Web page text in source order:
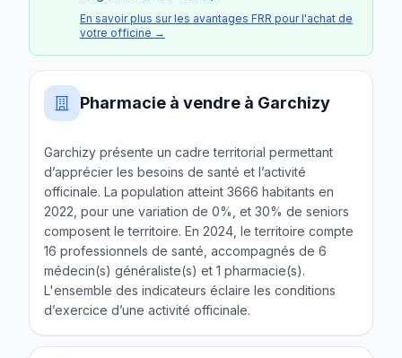
En savoir plus sur les avantages FRR pour l'achat de
votre officine →
Pharmacie à vendre à Garchizy
Garchizy présente un cadre territorial permettant
d’apprécier les besoins de santé et l’activité
officinale. La population atteint 3666 habitants en
2022, pour une variation de 0%, et 30% de seniors
composent le territoire. En 2024, le territoire compte
16 professionnels de santé, accompagnés de 6
médecin(s) généraliste(s) et 1 pharmacie(s).
L'ensemble des indicateurs éclaire les conditions
d’exercice d’une activité officinale.